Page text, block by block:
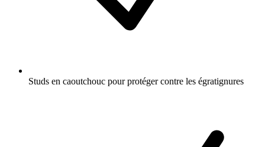
Studs en caoutchouc pour protéger contre les égratignures